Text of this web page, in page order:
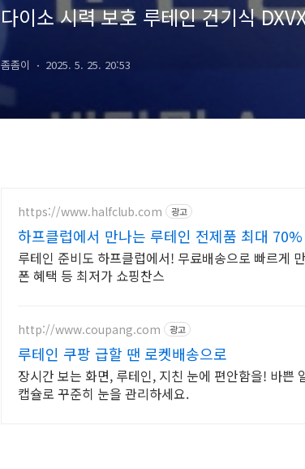
다이소 시력 보호 루테인 건기식
좀좀이 2025. 5. 25. 20:53
https://www.halfclub.com 광고
하프클럽에서 만나는 루테인 전제품 최대
루테인 준비도 하프클럽에서! 무료배송으로 빠르게
폰 혜택 등 최저가 쇼핑찬스
http://www.coupang.com 광고
루테인 쿠팡 급할 땐 로켓배송으로
장시간 보는 화면, 루테인, 지친 눈에 편안함을! 바쁜
캡슐로 꾸준히 눈을 관리하세요.